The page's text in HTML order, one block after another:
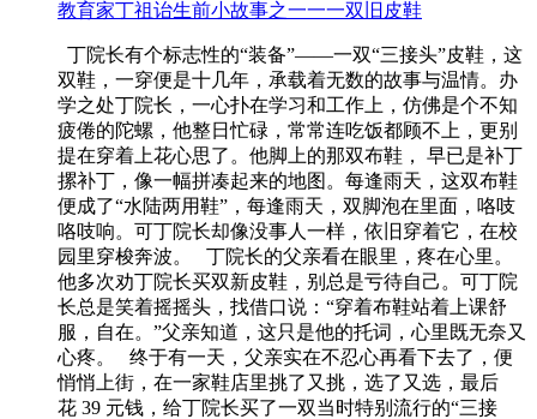
教育家丁祖诒生前小故事之一一一双旧皮鞋
丁院长有个标志性的“装备”——一双“三接头”皮鞋，这
双鞋，一穿便是十几年，承载着无数的故事与温情。办
学之处丁院长，一心扑在学习和工作上，仿佛是个不知
疲倦的陀螺，他整日忙碌，常常连吃饭都顾不上，更别
提在穿着上花心思了。他脚上的那双布鞋， 早已是补丁
摞补丁，像一幅拼凑起来的地图。每逢雨天，这双布鞋
便成了“水陆两用鞋”，每逢雨天，双脚泡在里面，咯吱
咯吱响。可丁院长却像没事人一样，依旧穿着它，在校
园里穿梭奔波。 丁院长的父亲看在眼里，疼在心里。
他多次劝丁院长买双新皮鞋，别总是亏待自己。可丁院
长总是笑着摇摇头，找借口说：“穿着布鞋站着上课舒
服，自在。”父亲知道，这只是他的托词，心里既无奈又
心疼。 终于有一天，父亲实在不忍心再看下去了，便
悄悄上街，在一家鞋店里挑了又挑，选了又选，最后
花 39 元钱，给丁院长买了一双当时特别流行的“三接